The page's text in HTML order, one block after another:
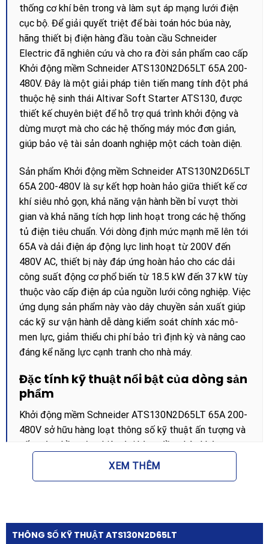
thống cơ khí bên trong và làm sụt áp mạng lưới điện
cục bộ. Để giải quyết triệt để bài toán hóc búa này,
hãng thiết bị điện hàng đầu toàn cầu Schneider
Electric đã nghiên cứu và cho ra đời sản phẩm cao cấp
Khởi động mềm Schneider ATS130N2D65LT 65A 200-
480V. Đây là một giải pháp tiên tiến mang tính đột phá
thuộc hệ sinh thái Altivar Soft Starter ATS130, được
thiết kế chuyên biệt để hỗ trợ quá trình khởi động và
dừng mượt mà cho các hệ thống máy móc đơn giản,
giúp bảo vệ tài sản doanh nghiệp một cách toàn diện.
Sản phẩm Khởi động mềm Schneider ATS130N2D65LT
65A 200-480V là sự kết hợp hoàn hảo giữa thiết kế cơ
khí siêu nhỏ gọn, khả năng vận hành bền bỉ vượt thời
gian và khả năng tích hợp linh hoạt trong các hệ thống
tủ điện tiêu chuẩn. Với dòng định mức mạnh mẽ lên tới
65A và dải điện áp động lực linh hoạt từ 200V đến
480V AC, thiết bị này đáp ứng hoàn hảo cho các dải
công suất động cơ phổ biến từ 18.5 kW đến 37 kW tùy
thuộc vào cấp điện áp của nguồn lưới công nghiệp. Việc
ứng dụng sản phẩm này vào dây chuyền sản xuất giúp
các kỹ sư vận hành dễ dàng kiểm soát chính xác mô-
men lực, giảm thiểu chi phí bảo trì định kỳ và nâng cao
đáng kể năng lực cạnh tranh cho nhà máy.
Đặc tính kỹ thuật nổi bật của dòng sản
phẩm
Khởi động mềm Schneider ATS130N2D65LT 65A 200-
480V sở hữu hàng loạt thông số kỹ thuật ấn tượng và
cấu trúc phần cứng hiện đại hàng đầu phân khúc, mang
lại độ tin cậy tuyệt đối cho người dùng:
ở mức điện áp 400V và lên tới 37 kW đối với lưới
XEM THÊM
THÔNG SỐ KỸ THUẬT ATS130N2D65LT